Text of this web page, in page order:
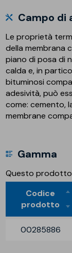
Campo di
Le proprietà
della membrana
piano di posa di
calda e, in
bituminosi
adesività, può
come: cemento,
membrane
Gamma
Questo prodotto
Codice
prodotto
00285886